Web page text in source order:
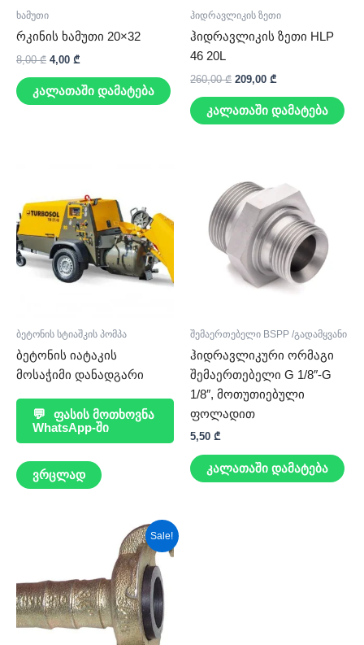
ხამუთი
რკინის ხამუთი 20×32
8,00₾ 4,00 ₾
კალათაში დამატება
ჰიდრავლიკის ზეთი
ჰიდრავლიკის ზეთი HLP
46 20L
260,00₾ 209,00 ₾
კალათაში დამატება
ბეტონის სტიაშკის პომპა
ბეტონის იატაკის
მოსაჭიმი დანადგარი
💬
ფასის მოთხოვნა
WhatsApp-ში
ვრცლად
შემაერთებელი BSPP /გადამყვანი
ჰიდრავლიკური ორმაგი
შემაერთებელი G 1/8″-G
1/8″, მოთუთიებული
ფოლადით
5,50 ₾
კალათაში დამატება
Sale!
26,00 ₾.